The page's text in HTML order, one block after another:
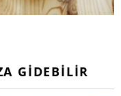
GIDEBILIR